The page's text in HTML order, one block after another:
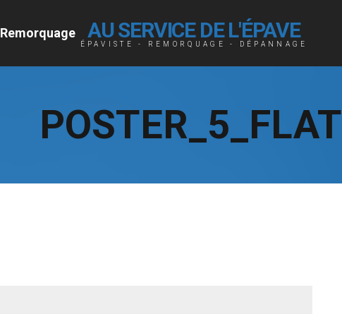
AU SERVICE DE L'ÉPAVE
ÉPAVISTE - REMORQUAGE - DÉPANNAGE
Remorquage
POSTER_5_FLAT